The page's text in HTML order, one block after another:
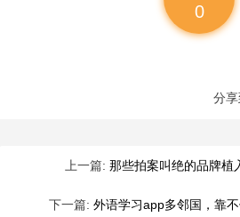
0
分享
上一篇: 那些拍案叫绝的品牌植
下一篇: 外语学习app多邻国，靠